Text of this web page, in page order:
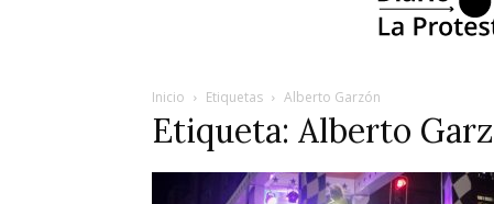
Inicio Etiquetas Alberto Garzón
Etiqueta: Alberto